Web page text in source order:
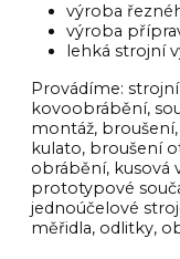
výroba
výroba
lehká strojní
Provádíme:
kovoobrábění,
montáž,
kulato, broušení
obrábění, kusová
prototypové
jednoúčelové
měřidla, odlitky,